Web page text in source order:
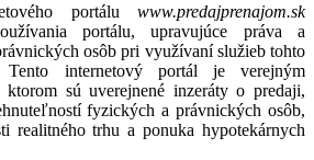
portálu www.predajprenajom.sk
portálu, upravujúce práva a
osôb pri využívaní služieb tohto
Tento internetový portál je verejným
sú uverejnené inzeráty o predaji,
fyzických a právnických osôb,
realitného trhu a ponuka hypotekárnych